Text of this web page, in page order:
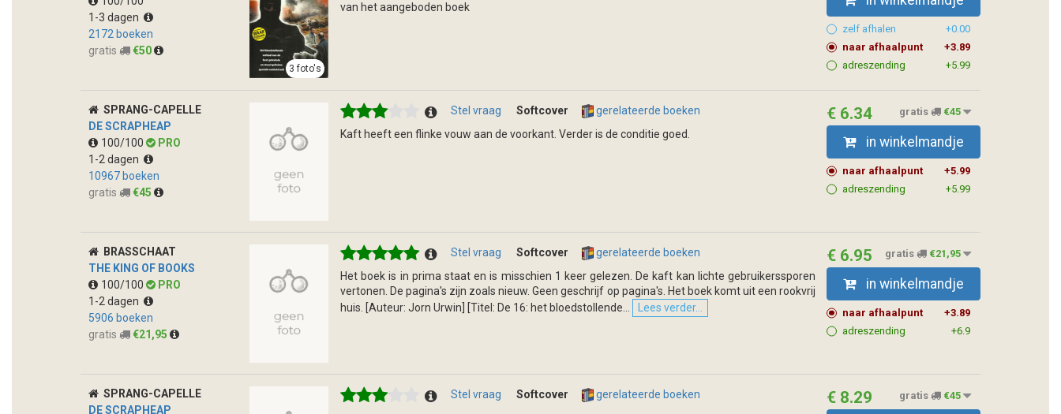
1-3 dagen
2172 boeken
gratis
€50
3 foto's
van het aangeboden boek
zelf afhalen
+0.00
naar afhaalpunt
+3.89
adreszending
+5.99
SPRANG-CAPELLE
DE SCRAPHEAP
100/100
PRO
1-2 dagen
10967 boeken
gratis
€45
Stel vraag Softcover
gerelateerde boeken
Kaft heeft een flinke vouw aan de voorkant. Verder is de conditie goed.
€ 6.34 gratis €45
in winkelmandje
naar afhaalpunt
+5.99
adreszending
+5.99
BRASSCHAAT
THE KING OF BOOKS
100/100
PRO
1-2 dagen
5906 boeken
gratis
€21,95
Stel vraag Softcover
gerelateerde boeken
Het boek is in prima staat en is misschien 1 keer gelezen. De kaft kan lichte gebruikerssporen
vertonen. De pagina's zijn zoals nieuw. Geen geschrijf op pagina's. Het boek komt uit een rookvrij
huis. [Auteur: Jorn Urwin] [Titel: De 16: het bloedstollende...
Lees verder...
€ 6.95 gratis €21,95
in winkelmandje
naar afhaalpunt
+3.89
adreszending
+6.9
SPRANG-CAPELLE
DE SCRAPHEAP
Stel vraag Softcover gerelateerde boeken € 8.29 gratis €45